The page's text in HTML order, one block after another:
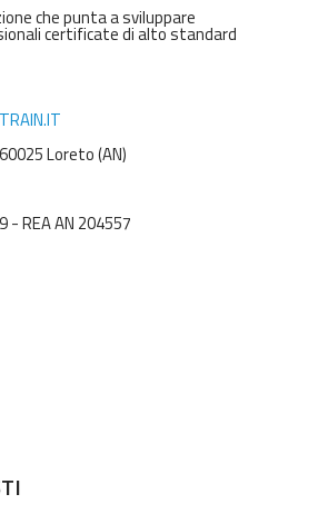
che punta a sviluppare
certificate di alto standard
Loreto (AN)
- REA AN 204557